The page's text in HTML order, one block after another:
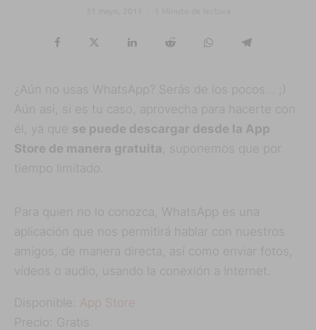
¿Aún no usas WhatsApp? Serás de los pocos… ;)
Aún así, si es tu caso, aprovecha para hacerte con
él, ya que se puede descargar desde la App
Store de manera gratuita , suponemos que por
tiempo limitado.
Para quien no lo conozca, WhatsApp es una
aplicación que nos permitirá hablar con nuestros
amigos, de manera directa, así como enviar fotos,
vídeos o audio, usando la conexión a Internet.
Disponible: App Store
Precio: Gratis